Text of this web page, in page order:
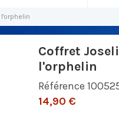
Coffret
l'orphelin
Référence
14,90 €